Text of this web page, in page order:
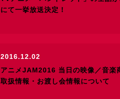
にて一挙放送決定！
2016.12.02
アニメJAM2016 当日の映像／音楽
取扱情報・お渡し会情報について